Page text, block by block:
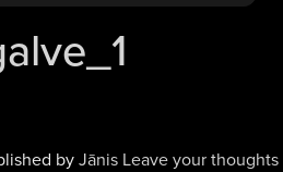
byJānis Leave your thoughts